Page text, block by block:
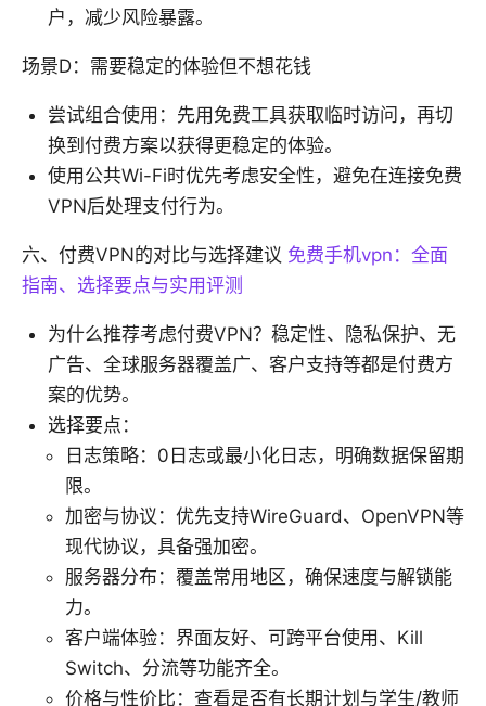
户，减少风险暴露。
场景D：需要稳定的体验但不想花钱
尝试组合使用：先用免费工具获取临时访问，再切
换到付费方案以获得更稳定的体验。
使用公共Wi-Fi时优先考虑安全性，避免在连接免费
VPN后处理支付行为。
六、付费VPN的对比与选择建议 免费手机vpn：全面
指南、选择要点与实用评测
为什么推荐考虑付费VPN？稳定性、隐私保护、无
广告、全球服务器覆盖广、客户支持等都是付费方
案的优势。
选择要点：
日志策略：0日志或最小化日志，明确数据保留期
限。
加密与协议：优先支持WireGuard、OpenVPN等
现代协议，具备强加密。
服务器分布：覆盖常用地区，确保速度与解锁能
力。
客户端体验：界面友好、可跨平台使用、Kill
Switch、分流等功能齐全。
价格与性价比：查看是否有长期计划与学生/教师